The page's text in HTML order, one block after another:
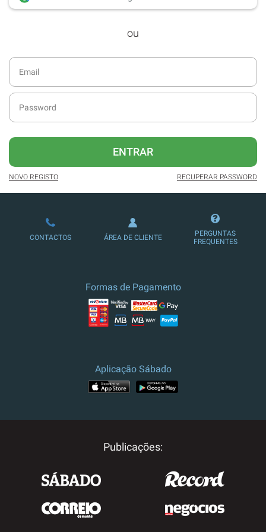
desde dezembro de 2016.
Acesso ao formato digital da SÁBADO
SÁBADO.
diário da atualidade.
publicidade reduzida e não invasiva
no site.
Possibilidade de ler e/ou ouvir artigos.
Ofertas e descontos em produtos,
serviços, eventos desportivos e
ou
ENTRAR
NOVO REGISTO RECUPERAR PASSWORD
CONTACTOS ÁREA DE CLIENTE
PERGUNTAS
FREQUENTES
Formas de Pagamento
Aplicação Sábado
Publicações: